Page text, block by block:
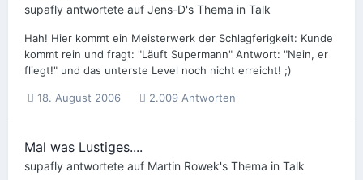
supafly antwortete auf Jens-D's Thema in Talk
Hah! Hier kommt ein Meisterwerk der Schlagferigkeit: Kunde
kommt rein und fragt: "Läuft Supermann" Antwort: "Nein, er
fliegt!" und das unterste Level noch nicht erreicht! ;)
18. August 2006 2.009 Antworten
Mal was Lustiges....
supafly antwortete auf Martin Rowek's Thema in Talk